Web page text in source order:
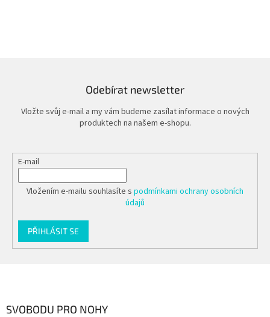
Odebírat newsletter
Vložte svůj e-mail a my vám budeme zasílat informace o nových
produktech na našem e-shopu.
E-mail
Vložením e-mailu souhlasíte s podmínkami ochrany osobních
údajů
PŘIHLÁSIT SE
SVOBODU PRO NOHY